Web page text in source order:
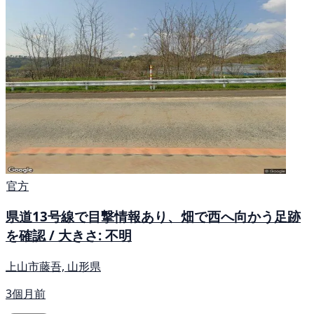
官方
県道13号線で目撃情報あり、畑で西へ向かう足跡
を確認 / 大きさ: 不明
上山市藤吾, 山形県
3個月前